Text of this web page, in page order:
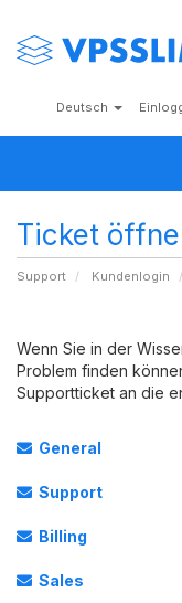
Deutsch
Ticket
Support Kundenlogin
Wenn Sie in der
Problem finden
Supportticket an die
General
Support
Billing
Sales